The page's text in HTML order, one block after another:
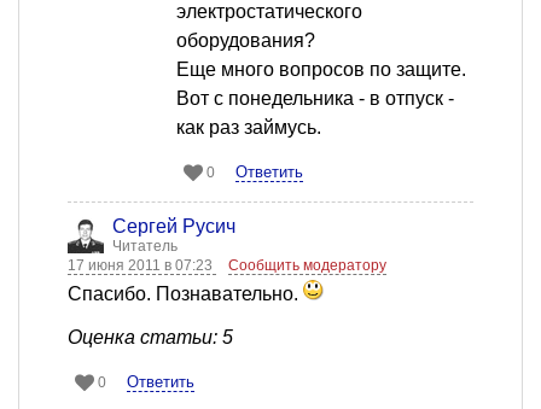
электростатического
оборудования?
Еще много вопросов по защите.
Вот с понедельника - в отпуск -
как раз займусь.
0 Ответить
Сергей Русич
Читатель
17 июня 2011 в 07:23
Сообщить модератору
Спасибо. Познавательно.
Оценка статьи: 5
0 Ответить